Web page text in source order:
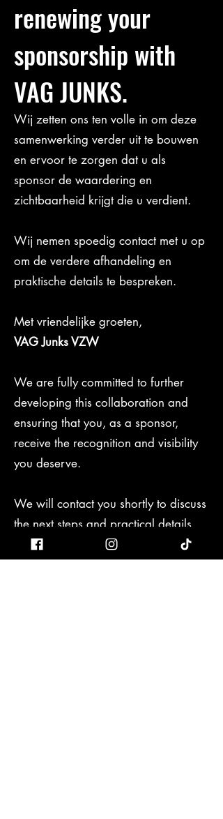
renewing your
sponsorship with
VAG JUNKS.
Wij zetten ons ten volle in om deze
samenwerking verder uit te bouwen
en ervoor te zorgen dat u als
sponsor de waardering en
zichtbaarheid krijgt die u verdient.
Wij nemen spoedig contact met u op
om de verdere afhandeling en
praktische details te bespreken.
Met vriendelijke groeten,
VAG Junks VZW
We are fully committed to further
developing this collaboration and
ensuring that you, as a sponsor,
receive the recognition and visibility
you deserve.
We will contact you shortly to discuss
the next steps and practical details.
Kind regards,